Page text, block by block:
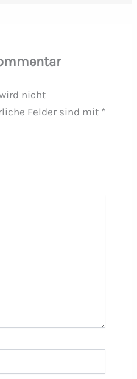
nicht
Felder sind mit *